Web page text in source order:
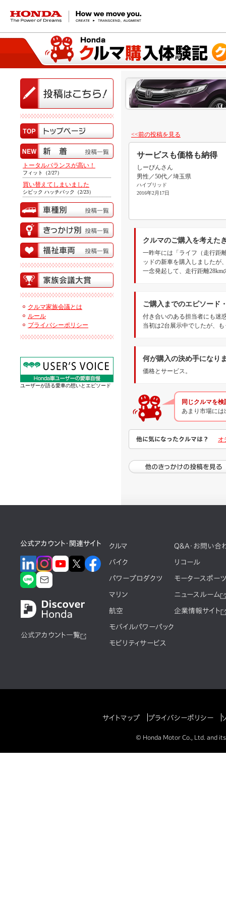
HONDA The Power of Dreams
トータルバランスが高い！
フィット（2/27）
買い替えてしまいました
シビック ハッチバック（2/23）
クルマ家族会議とは
ルール
プライバシーポリシー
ユーザーが語る愛車の想いとエピソード
<<前の投稿を見る
サービスも価格も納得
しーぴんさん
男性／50代／埼玉県
ハイブリッド
2016年2月17日
クルマのご購入を考えた
一昨年には「ライフ（走行距
ッドの新車を購入しましたが
一念発起して、走行距離
ご購入までのエピソード
付き合いのある担当者にも迷
当初は2台展示中でしたが、
何が購入の決め手になり
価格とサービス。
同じクルマを
あまり市場には
他に気になったクルマは？ オ
公式アカウント・関連サイト
公式アカウント一覧
クルマ
バイク
パワープロダクツ
マリン
航空
モバイルパワーパック
モビリティサービス
Q&A・お問い合
リコール
モータースポーツ
ニュースルーム
企業情報サイト
サイトマップ プライバシーポリシー
© Honda Motor Co., Ltd. and